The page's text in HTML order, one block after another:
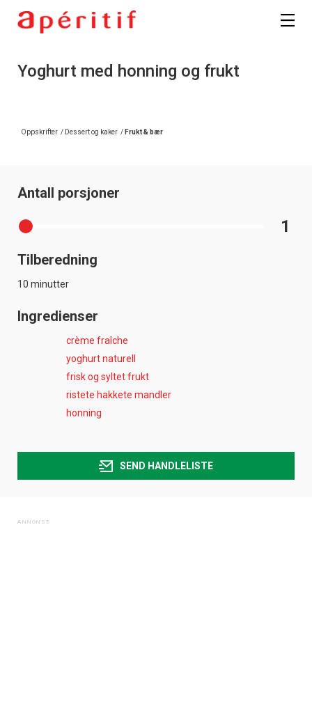
Yoghurt med honning og frukt
Oppskrifter / Dessert og kaker / Frukt & bær
Antall porsjoner
1
Tilberedning
10 minutter
Ingredienser
crème fraîche
yoghurt naturell
frisk og syltet frukt
ristete hakkete mandler
honning
SEND HANDLELISTE